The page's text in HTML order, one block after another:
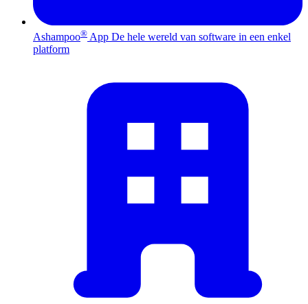
Ashampoo® App De hele wereld van software in een enkel
platform